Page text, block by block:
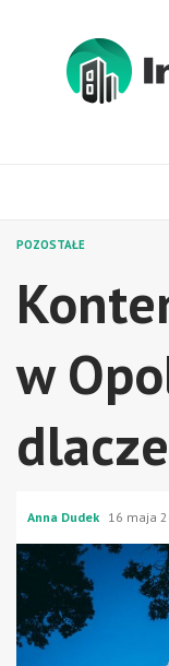
POZOSTAŁE
w
Anna Dudek 16 maja